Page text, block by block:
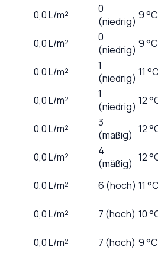
0,0L/m²
0
(niedrig) 9 °C
0,0L/m²
0
(niedrig) 9 °C
0,0L/m²
1
(niedrig) 11
0,0L/m²
1
(niedrig) 12
0,0L/m²
3
(mäßig) 12
0,0L/m²
4
(mäßig) 12
0,0L/m² 6 (hoch) 11
0,0L/m² 7 (hoch) 10
0,0L/m² 7 (hoch) 9 °C